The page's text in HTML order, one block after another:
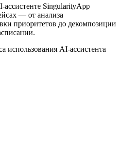
SingularityApp
— от анализа
приоритетов до декомпозиции
использования AI-ассистента